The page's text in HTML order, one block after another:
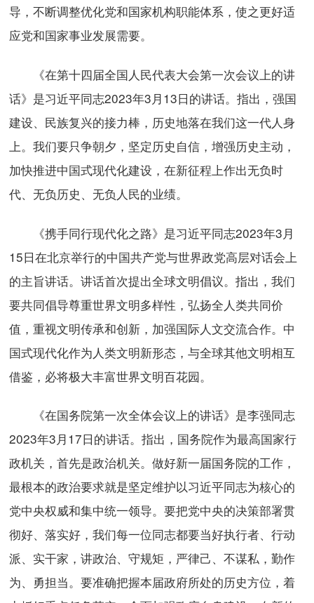
导，不断调整优化党和国家机构职能体系，使之更好适
应党和国家事业发展需要。
《在第十四届全国人民代表大会第一次会议上的讲
话》是习近平同志2023年3月13日的讲话。指出，强国
建设、民族复兴的接力棒，历史地落在我们这一代人身
上。我们要只争朝夕，坚定历史自信，增强历史主动，
加快推进中国式现代化建设，在新征程上作出无负时
代、无负历史、无负人民的业绩。
《携手同行现代化之路》是习近平同志2023年3月
15日在北京举行的中国共产党与世界政党高层对话会上
的主旨讲话。讲话首次提出全球文明倡议。指出，我们
要共同倡导尊重世界文明多样性，弘扬全人类共同价
值，重视文明传承和创新，加强国际人文交流合作。中
国式现代化作为人类文明新形态，与全球其他文明相互
借鉴，必将极大丰富世界文明百花园。
《在国务院第一次全体会议上的讲话》是李强同志
2023年3月17日的讲话。指出，国务院作为最高国家行
政机关，首先是政治机关。做好新一届国务院的工作，
最根本的政治要求就是坚定维护以习近平同志为核心的
党中央权威和集中统一领导。要把党中央的决策部署贯
彻好、落实好，我们每一位同志都要当好执行者、行动
派、实干家，讲政治、守规矩，严律己、不谋私，勤作
为、勇担当。要准确把握本届政府所处的历史方位，着